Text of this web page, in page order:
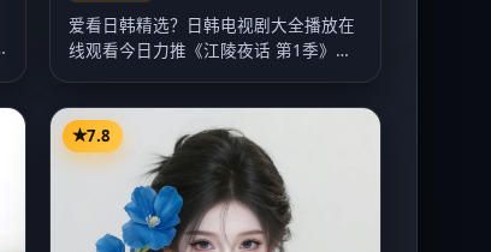
爱看日韩精选？日韩电视剧大全播放在
线观看今日力推《江陵夜话 第1季》：
7.8